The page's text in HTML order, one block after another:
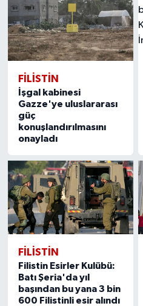
FILISTIN
İşgal kabinesi
Gazze'ye uluslararası
güç
konuşlandırılmasını
onayladı
FILISTIN
Filistin Esirler Kulübü:
Batı Şeria'da yıl
başından bu yana 3 bin
600 Filistinli esir alındı